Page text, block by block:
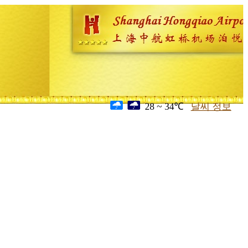
28 ~ 34℃ 날씨 정보